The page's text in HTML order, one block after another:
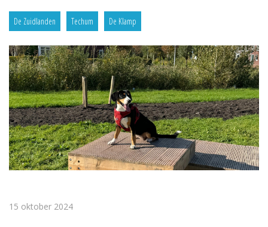
De Zuidlanden Techum De Klamp
15 oktober 2024